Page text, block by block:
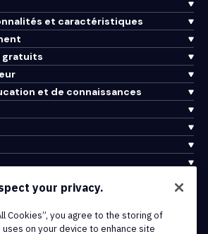
et caractéristiques
gratuits
et de connaissances
your privacy.
Cookies”, you agree to the storing of
on your device to enhance site